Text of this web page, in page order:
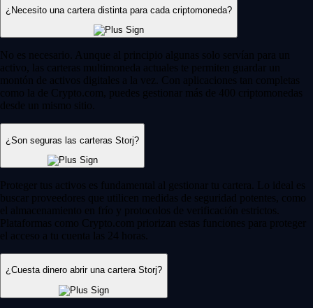
¿Necesito una cartera distinta para cada criptomoneda?
No es necesario. Aunque al principio algunas solo servían para un
activo, las carteras multimoneda actuales te permiten guardar un
montón de activos digitales a la vez. Con aplicaciones tan completas
como la de Crypto.com, puedes gestionar más de 400 criptomonedas
desde un mismo sitio.
¿Son seguras las carteras Storj?
Proteger tus activos es fundamental al gestionar tu cartera. Lo ideal es
buscar proveedores que utilicen medidas de seguridad potentes, como
el almacenamiento en frío y protocolos de verificación estrictos.
Plataformas como Crypto.com priorizan estas funciones para proteger
el acceso a tu cuenta las 24 horas.
¿Cuesta dinero abrir una cartera Storj?